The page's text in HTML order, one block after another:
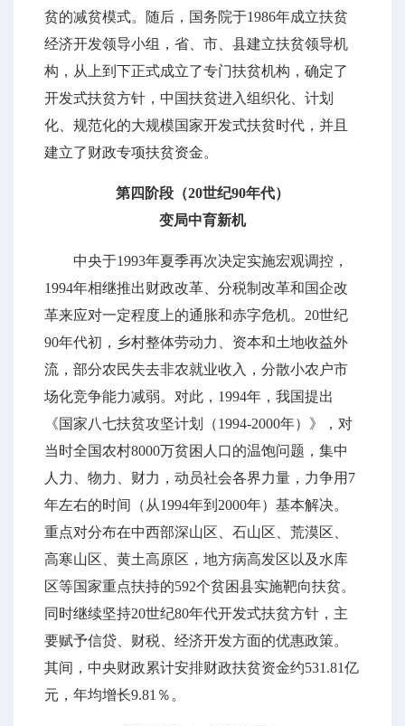
贫的减贫模式。随后，国务院于1986年成立扶贫
经济开发领导小组，省、市、县建立扶贫领导机
构，从上到下正式成立了专门扶贫机构，确定了
开发式扶贫方针，中国扶贫进入组织化、计划
化、规范化的大规模国家开发式扶贫时代，并且
建立了财政专项扶贫资金。
第四阶段（20世纪90年代）
变局中育新机
中央于1993年夏季再次决定实施宏观调控，
1994年相继推出财政改革、分税制改革和国企改
革来应对一定程度上的通胀和赤字危机。20世纪
90年代初，乡村整体劳动力、资本和土地收益外
流，部分农民失去非农就业收入，分散小农户市
场化竞争能力减弱。对此，1994年，我国提出
《国家八七扶贫攻坚计划（1994-2000年）》，对
当时全国农村8000万贫困人口的温饱问题，集中
人力、物力、财力，动员社会各界力量，力争用7
年左右的时间（从1994年到2000年）基本解决。
重点对分布在中西部深山区、石山区、荒漠区、
高寒山区、黄土高原区，地方病高发区以及水库
区等国家重点扶持的592个贫困县实施靶向扶贫。
同时继续坚持20世纪80年代开发式扶贫方针，主
要赋予信贷、财税、经济开发方面的优惠政策。
其间，中央财政累计安排财政扶贫资金约531.81亿
元，年均增长9.81％。